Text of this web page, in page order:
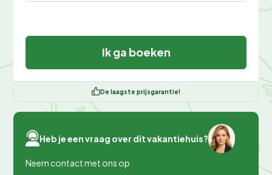
Ik ga boeken
De laagste prijsgarantie!
Heb je een vraag over dit vakantiehuis?
Neem contact met ons op